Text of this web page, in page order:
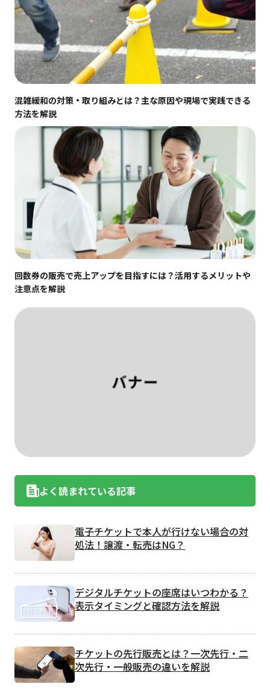
混雑緩和の対策・取り組みとは？主な原因や現場で実践できる
方法を解説
回数券の販売で売上アップを目指すには？活用するメリットや
注意点を解説
よく読まれている記事
電子チケットで本人が行けない場合の対
処法！譲渡・転売はNG？
デジタルチケットの座席はいつわかる？
表示タイミングと確認方法を解説
チケットの先行販売とは？一次先行・二
次先行・一般販売の違いを解説